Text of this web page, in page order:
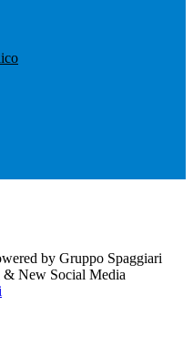
by Gruppo Spaggiari
& New Social Media